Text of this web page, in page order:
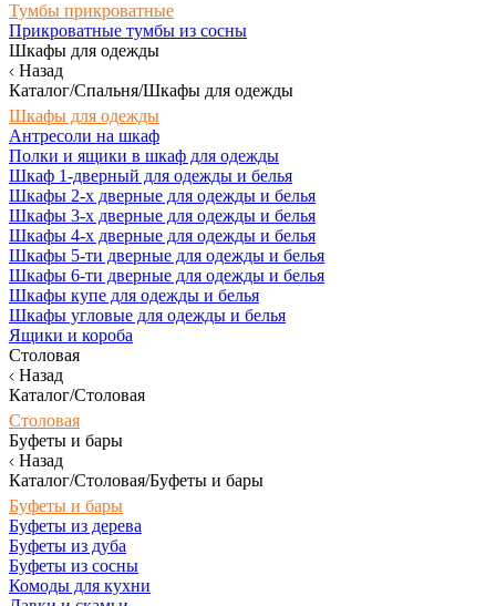
Тумбы прикроватные
Прикроватные тумбы из сосны
Шкафы для одежды
Назад
Каталог/Спальня/Шкафы для одежды
Шкафы для одежды
Антресоли на шкаф
Полки и ящики в шкаф для одежды
Шкаф 1-дверный для одежды и белья
Шкафы 2-х дверные для одежды и белья
Шкафы 3-х дверные для одежды и белья
Шкафы 4-х дверные для одежды и белья
Шкафы 5-ти дверные для одежды и белья
Шкафы 6-ти дверные для одежды и белья
Шкафы купе для одежды и белья
Шкафы угловые для одежды и белья
Ящики и короба
Столовая
Назад
Каталог/Столовая
Столовая
Буфеты и бары
Назад
Каталог/Столовая/Буфеты и бары
Буфеты и бары
Буфеты из дерева
Буфеты из дуба
Буфеты из сосны
Комоды для кухни